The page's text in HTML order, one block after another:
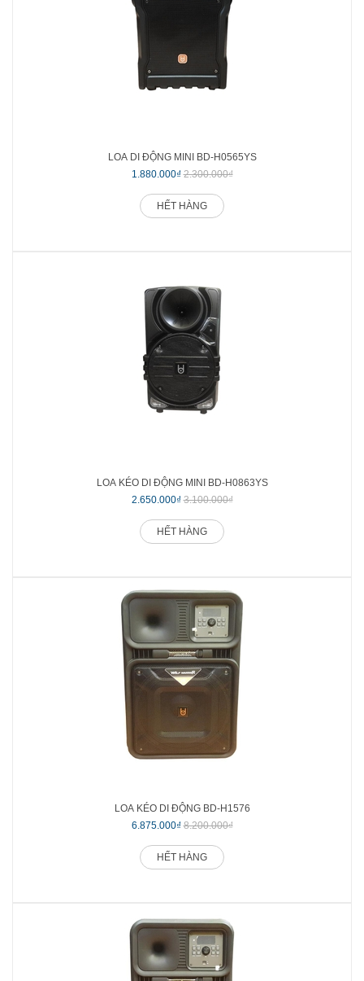
LOA DI ĐỘNG MINI BD-H0565YS
1.880.000₫ 2.300.000₫
HẾT HÀNG
LOA KÉO DI ĐỘNG MINI BD-H0863YS
2.650.000₫ 3.100.000₫
HẾT HÀNG
LOA KÉO DI ĐỘNG BD-H1576
6.875.000₫ 8.200.000₫
HẾT HÀNG